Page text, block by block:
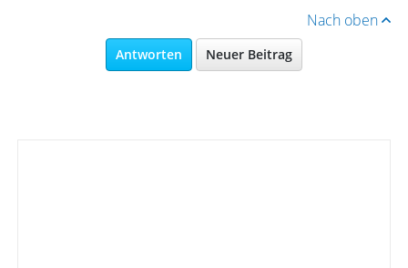
Nach oben
Antworten Neuer Beitrag